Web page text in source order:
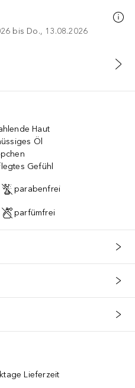
bis Do., 13.08.2026
Haut
Öl
Gefühl
parabenfrei
parfümfrei
Lieferzeit